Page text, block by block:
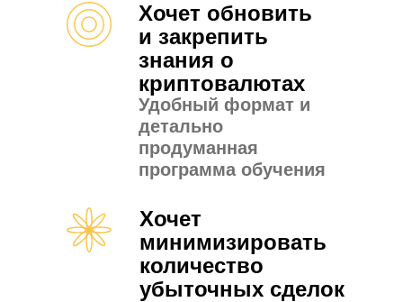
Удобный формат и
детально
продуманная
программа обучения
Хочет обновить
и закрепить
знания о
криптовалютах
Хочет
минимизировать
количество
убыточных сделок